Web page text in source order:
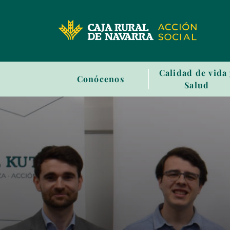
de
prensa
Conócenos
Calidad de vida
Salud